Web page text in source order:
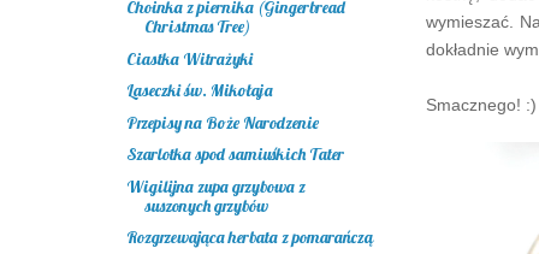
wymieszać.
dokładnie
Smacznego! :)
Choinka z piernika (Gingerbread
Christmas Tree)
Ciastka Witrażyki
Laseczki św. Mikołaja
Przepisy na Boże Narodzenie
Szarlotka spod samiuśkich Tater
Wigilijna zupa grzybowa z
suszonych grzybów
Rozgrzewająca herbata z pomarańczą